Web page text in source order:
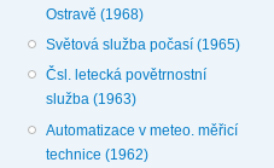
Ostravě (1968)
Světová služba počasí (1965)
Čsl. letecká povětrnostní
služba (1963)
Automatizace v meteo. měřicí
technice (1962)